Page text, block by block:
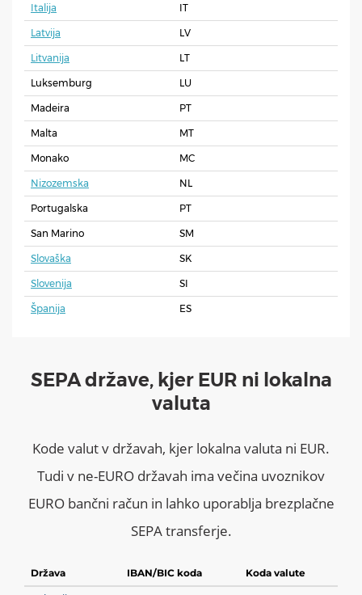
Italija IT
Latvija LV
Litvanija LT
Luksemburg LU
Madeira PT
Malta MT
Monako MC
Nizozemska NL
Portugalska PT
San Marino SM
Slovaška SK
Slovenija SI
Španija ES
SEPA države, kjer EUR ni lokalna
valuta
Kode valut v državah, kjer lokalna valuta ni EUR.
Tudi v ne-EURO državah ima večina uvoznikov
EURO bančni račun in lahko uporablja brezplačne
SEPA transferje.
Država IBAN/BIC koda Koda valute